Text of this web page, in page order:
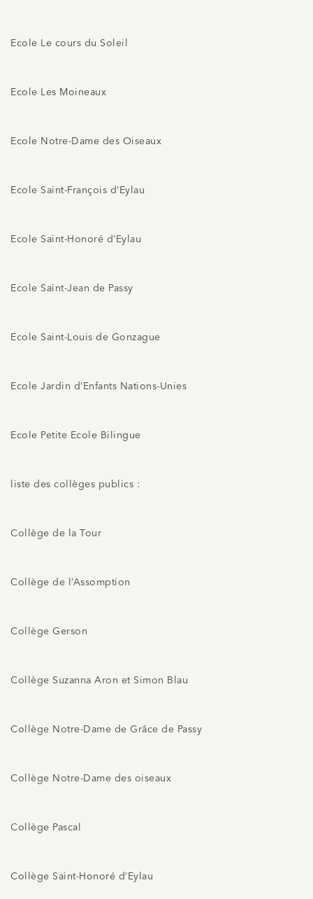
Ecole Le cours du Soleil
Ecole Les Moineaux
Ecole Notre-Dame des Oiseaux
Ecole Saint-François d’Eylau
Ecole Saint-Honoré d’Eylau
Ecole Saint-Jean de Passy
Ecole Saint-Louis de Gonzague
Ecole Jardin d’Enfants Nations-Unies
Ecole Petite Ecole Bilingue
liste des collèges publics :
Collège de la Tour
Collège de l’Assomption
Collège Gerson
Collège Suzanna Aron et Simon Blau
Collège Notre-Dame de Grâce de Passy
Collège Notre-Dame des oiseaux
Collège Pascal
Collège Saint-Honoré d’Eylau